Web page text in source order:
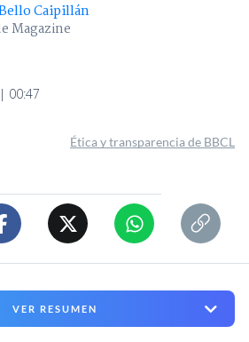
Caipillán
Magazine
00:47
Ética y transparencia de BBCL
VER RESUMEN